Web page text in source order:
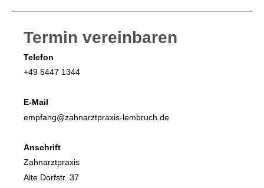
Termin vereinbaren
Telefon
+49 5447 1344
E-Mail
empfang@zahnarztpraxis-lembruch.de
Anschrift
Zahnarztpraxis
Alte Dorfstr. 37